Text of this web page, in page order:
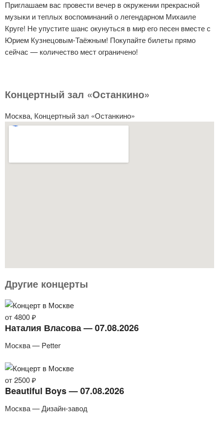
Приглашаем вас провести вечер в окружении прекрасной
музыки и теплых воспоминаний о легендарном Михаиле
Круге! Не упустите шанс окунуться в мир его песен вместе с
Юрием Кузнецовым-Таёжным! Покупайте билеты прямо
сейчас — количество мест ограничено!
Концертный зал «Останкино»
Москва, Концертный зал «Останкино»
Другие концерты
от 4800 ₽
Наталия Власова — 07.08.2026
Москва — Petter
от 2500 ₽
Beautiful Boys — 07.08.2026
Москва — Дизайн-завод